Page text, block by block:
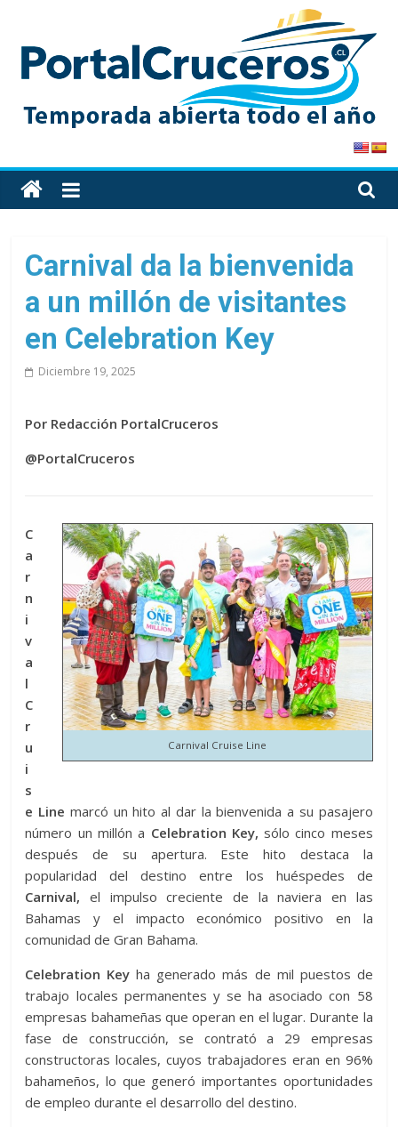
content
PortalCruceros
Toda
la
de
cruceros
en
un
solo
Carnival da la bienvenida
a un millón de visitantes
en Celebration Key
Diciembre 19, 2025
Por Redacción PortalCruceros
@PortalCruceros
Carnival Cruise Line
C
a
r
n
i
v
a
l
C
r
u
i
s
e Line marcó un hito al dar la bienvenida a su pasajero
número un millón a Celebration Key, sólo cinco meses
después de su apertura. Este hito destaca la
popularidad del destino entre los huéspedes de
Carnival, el impulso creciente de la naviera en las
Bahamas y el impacto económico positivo en la
comunidad de Gran Bahama.
Celebration Key ha generado más de mil puestos de
trabajo locales permanentes y se ha asociado con 58
empresas bahameñas que operan en el lugar. Durante la
fase de construcción, se contrató a 29 empresas
constructoras locales, cuyos trabajadores eran en 96%
bahameños, lo que generó importantes oportunidades
de empleo durante el desarrollo del destino.